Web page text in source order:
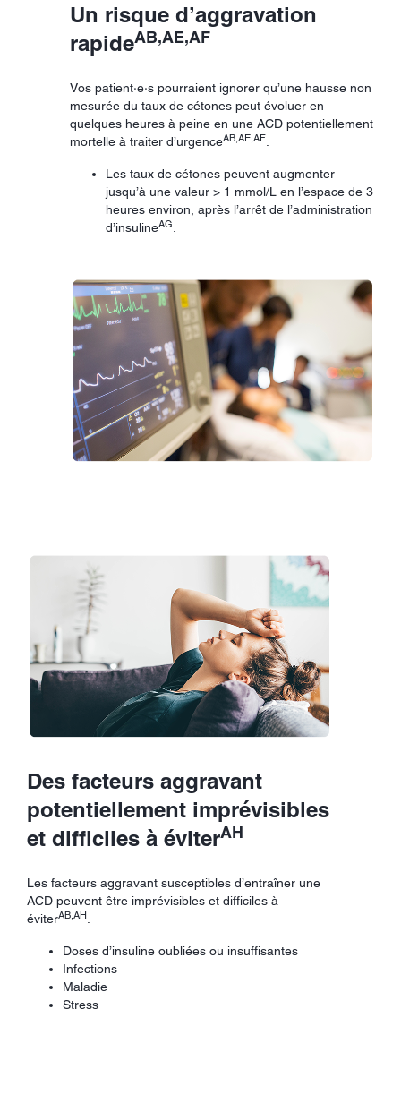
Un risque d’aggravation
rapideAB,AE,AF
Vos patient·e·s pourraient ignorer qu’une hausse non
mesurée du taux de cétones peut évoluer en
quelques heures à peine en une ACD potentiellement
mortelle à traiter d’urgenceAB,AE,AF
Les taux de cétones peuvent augmenter
jusqu’à une valeur > 1 mmol/L en l’espace de 3
heures environ, après l’arrêt de l’administration
d’insulineAG
Des facteurs aggravant
potentiellement imprévisibles
et difficiles à éviterAH
Les facteurs aggravant susceptibles d’entraîner une
ACD peuvent être imprévisibles et difficiles à
éviterAB,AH
Doses d’insuline oubliées ou insuffisantes
Infections
Maladie
Stress